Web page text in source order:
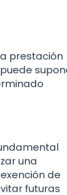
prestación
una
de
futuras